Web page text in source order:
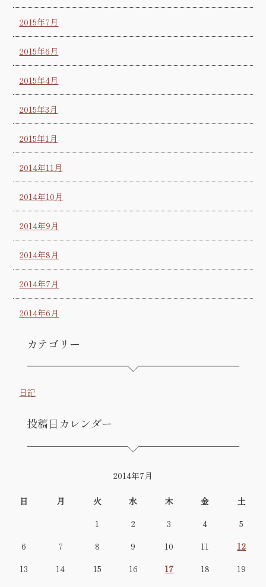
2015年7月
2015年6月
2015年4月
2015年3月
2015年1月
2014年11月
2014年10月
2014年9月
2014年8月
2014年7月
2014年6月
カテゴリー
日記
投稿日カレンダー
2014年7月
日 月 火 水 木 金
土
1
2 3 4
5
6
7 8 9 10 11
12
13
14 15 16 17 18
19